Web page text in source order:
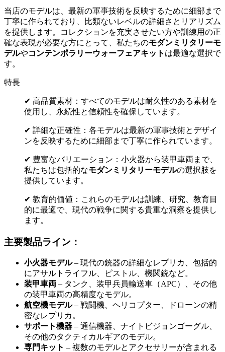
当店のモデルは、最新の軍事技術を反映するために細部まで
丁寧に作られており、比類ないレベルの詳細さとリアリズム
を提供します。コレクションを充実させたい方や訓練用の正
確な表現が必要な方にとって、私たちのモダンミリタリーモ
デルやコンテンポラリーウォーフェアキット は最適な選択で
す。
特長
✔ 高品質素材：すべてのモデルは耐久性のある素材を
使用し、永続性と信頼性を確保しています。
✔ 詳細な正確性：各モデルは最新の軍事技術とデザイ
ンを反映するために細部まで丁寧に作られています。
✔ 豊富なバリエーション：小火器から装甲車両まで、
私たちは包括的なモダンミリタリーモデルの選択肢を
提供しています。
✔ 教育的価値：これらのモデルは訓練、研究、教育目
的に最適で、現代の戦争に関する貴重な洞察を提供し
ます。
主要製品ライン：
小火器モデル– 現代の銃器の詳細なレプリカ、包括的
にアサルトライフル、ピストル、機関銃など。
装甲車両 – タンク、装甲兵員輸送車（APC）、その他
の装甲車両の高精度なモデル。
航空機モデル– 戦闘機、ヘリコプター、ドローンの精
密なレプリカ。
サポート機器 – 通信機器、ナイトビジョンゴーグル、
その他のタクティカルギアのモデル。
専門キット – 複数のモデルとアクセサリーが含まれる